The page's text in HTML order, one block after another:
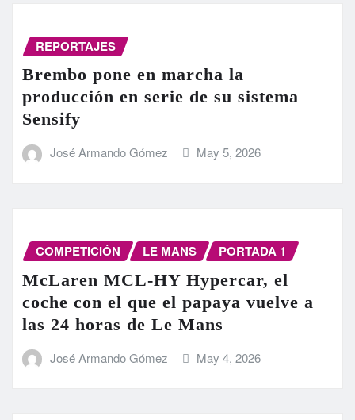
REPORTAJES
Brembo pone en marcha la
producción en serie de su sistema
Sensify
José Armando Gómez May 5, 2026
COMPETICIÓN LE MANS PORTADA 1
McLaren MCL-HY Hypercar, el
coche con el que el papaya vuelve a
las 24 horas de Le Mans
José Armando Gómez May 4, 2026